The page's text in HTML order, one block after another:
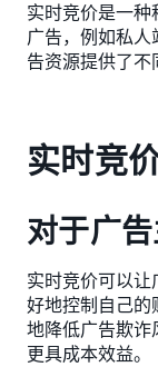
实时竞价是一
广告，例如私
告资源提供了不
实时竞
对于广告
实时竞价可以
好地控制自己的
地降低广告欺诈
更具成本效益。